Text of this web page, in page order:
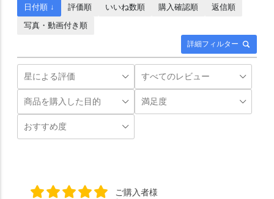
詳細フィルター
日付順 ↓ 評価順 いいね数順 購入確認順
返信順
写真・動画付き順
ご購入者様